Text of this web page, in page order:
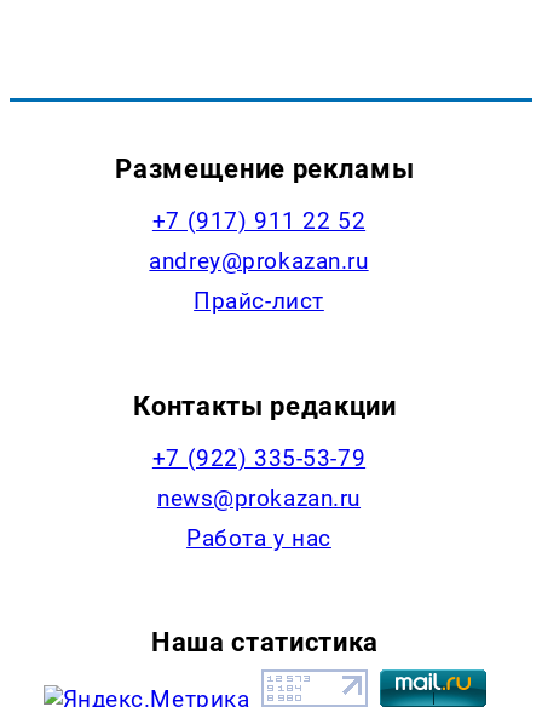
Размещение рекламы
+7 (917) 911 22 52
andrey@prokazan.ru
Прайс-лист
Контакты редакции
+7 (922) 335-53-79
news@prokazan.ru
Работа у нас
Наша статистика